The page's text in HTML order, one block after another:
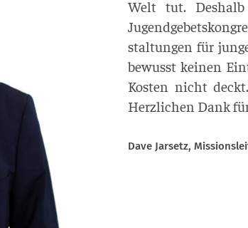
Welt tut.
stal­tun­gen für
bewusst kei­nen
Kos­ten nicht
Herz­li­chen Dank
Dave Jar­setz,